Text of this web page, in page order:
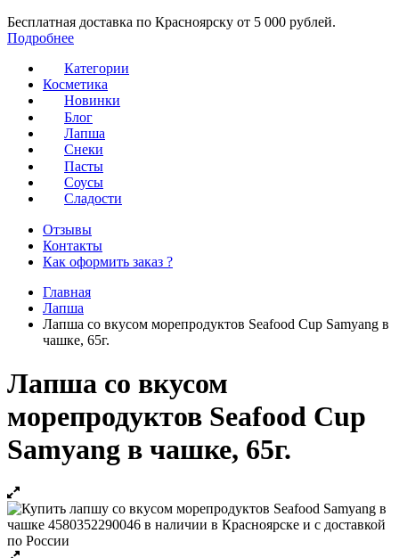
Бесплатная доставка по Красноярску от 5 000 рублей.
Подробнее
Категории
Косметика
Новинки
Блог
Лапша
Снеки
Пасты
Соусы
Сладости
Отзывы
Контакты
Как оформить заказ ?
Главная
Лапша
Лапша со вкусом морепродуктов Seafood Cup Samyang в
чашке, 65г.
Лапша со вкусом
морепродуктов Seafood Cup
Samyang в чашке, 65г.